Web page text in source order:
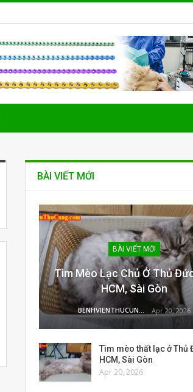
BÀI VIẾT MỚI
BÀI VIẾT MỚI
Tìm Mèo Lạc Chủ Ở Thủ
HCM, Sài Gòn
Apr 20, 2026
Tìm mèo thất lạc ở Thủ
HCM, Sài Gòn
Apr 20, 2026